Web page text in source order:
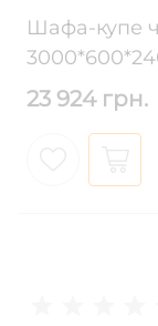
Шафа-купе
23 924 грн.